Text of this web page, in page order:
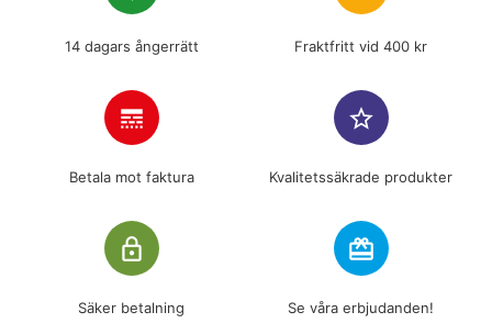
14 dagars ångerrätt Fraktfritt vid 400 kr
line_style
Betala mot faktura
star_border
Kvalitetssäkrade produkter
lock_outline
Säker betalning
redeem
Se våra erbjudanden!